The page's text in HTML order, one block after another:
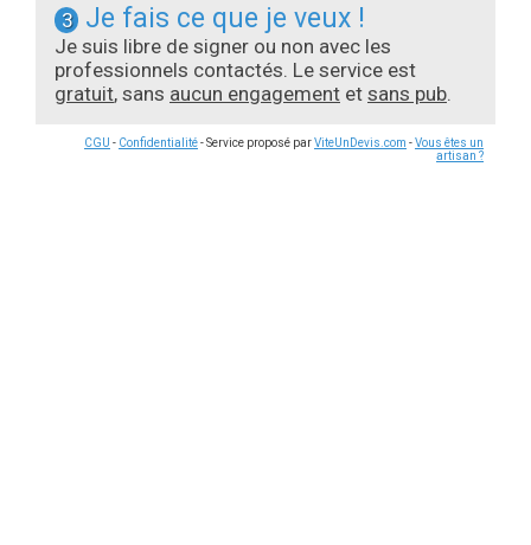
3 Je fais ce que je veux !
Je suis libre de signer ou non avec les
professionnels contactés. Le service est
gratuit, sans aucun engagement et sans pub.
CGU - Confidentialité- Service proposé parViteUnDevis.com -Vous êtes un
artisan ?